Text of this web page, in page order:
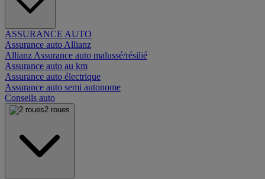
ASSURANCE AUTO
Assurance auto Allianz
Allianz Assurance auto malussé/résilié
Assurance auto au km
Assurance auto électrique
Assurance auto semi autonome
Conseils auto
2 roues